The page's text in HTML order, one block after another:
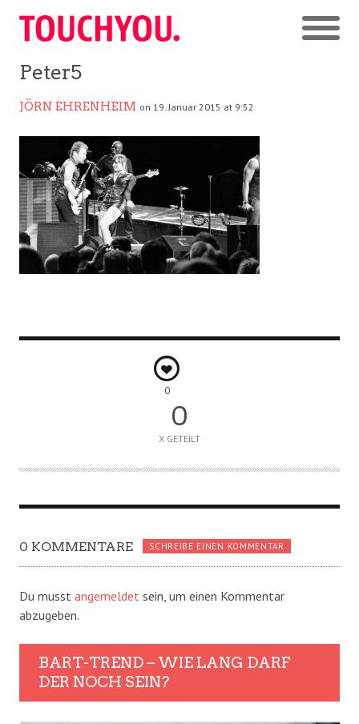
Peter5
JÖRN EHRENHEIM on 19. Januar 2015 at 9:52
0
0
X GETEILT
0 KOMMENTARE SCHREIBE EINEN KOMMENTAR
Du musst angemeldet sein, um einen Kommentar
abzugeben.
BART-TREND – WIE LANG DARF
DER NOCH SEIN?